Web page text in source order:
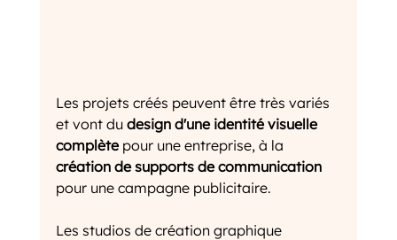
Les projets créés peuvent être très variés
et vont du design d'une identité visuelle
complète pour une entreprise, à la
création de supports de communication
pour une campagne publicitaire.
Les studios de création graphique